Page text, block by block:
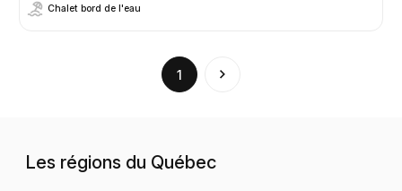
Chalet bord de l'eau
1
(current)
Les régions du Québec